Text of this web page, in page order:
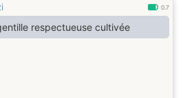
0.7
respectueuse cultivée